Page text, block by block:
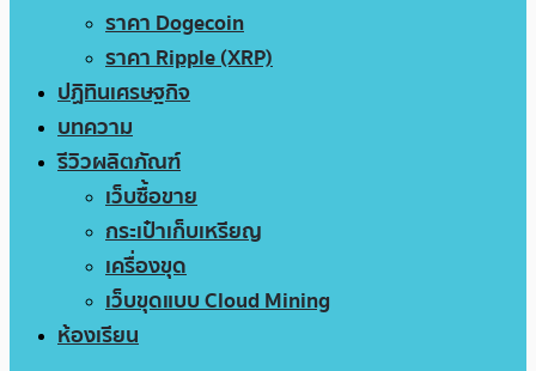
ราคา Dogecoin
ราคา Ripple (XRP)
ปฏิทินเศรษฐกิจ
บทความ
รีวิวผลิตภัณฑ์
เว็บซื้อขาย
กระเป๋าเก็บเหรียญ
เครื่องขุด
เว็บขุดแบบ Cloud Mining
ห้องเรียน